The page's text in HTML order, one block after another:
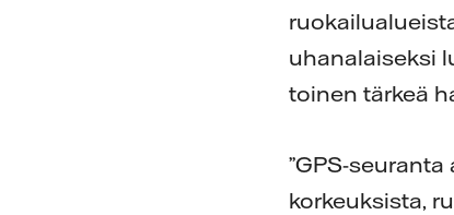
uhanalaiseksi
toinen tärkeä
”GPS-
korkeuksista,